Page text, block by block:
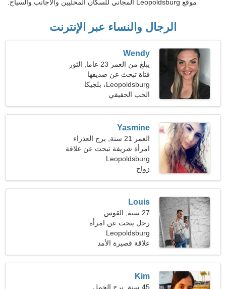
موقع Leopoldsburg المجاني للسكان المحليين والأجانب والسياح.
الرجال والنساء عبر الإنترنت
Wendy
يبلغ من العمر 23 عاما, الثور
فتاة تبحث عن صديقها
Leopoldsburg، بلجيكا
الحب الحقيقي
Yasmine
العمر 21 سنة, برج العذراء
امرأة شريفة تبحث عن علاقة
حقيقية
Leopoldsburg
زواج
Louis
27 سنة, القوس
رجل يبحث عن امرأة
Leopoldsburg
علاقة قصيرة الأمد
Kim
45 سنة, برج الحمل